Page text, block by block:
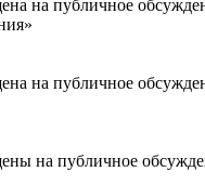
на публичное
на публичное
на публичное